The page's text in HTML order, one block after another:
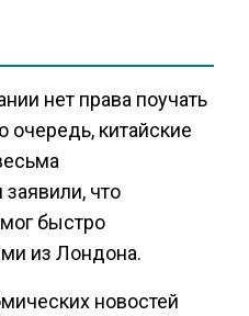
нет права поучать
очередь, китайские
что
быстро
из Лондона.
новостей